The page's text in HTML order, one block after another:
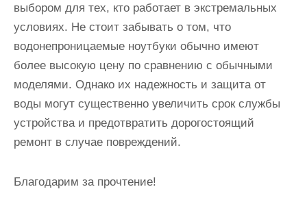
выбором для тех, кто работает в экстремальных
условиях. Не стоит забывать о том, что
водонепроницаемые ноутбуки обычно имеют
более высокую цену по сравнению с обычными
моделями. Однако их надежность и защита от
воды могут существенно увеличить срок службы
устройства и предотвратить дорогостоящий
ремонт в случае повреждений.
Благодарим за прочтение!